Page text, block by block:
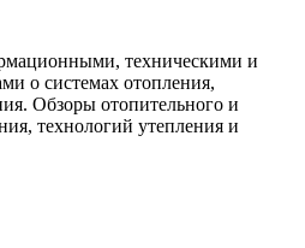
техническими и
о системах отопления,
Обзоры отопительного и
технологий утепления и